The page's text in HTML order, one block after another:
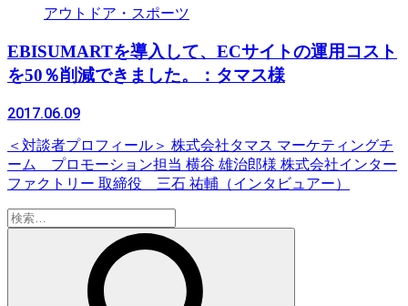
アウトドア・スポーツ
EBISUMARTを導入して、ECサイトの運用コスト
を50％削減できました。：タマス様
2017.06.09
＜対談者プロフィール＞ 株式会社タマス マーケティングチ
ーム プロモーション担当 横谷 雄治郎様 株式会社インター
ファクトリー 取締役 三石 祐輔（インタビュアー）
検
索: